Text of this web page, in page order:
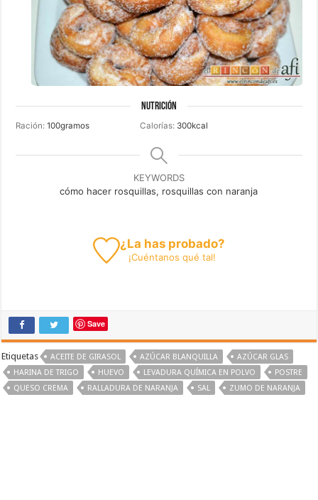
NUTRICIÓN
Ración:100gramos Calorías: 300kcal
KEYWORDS
cómo hacer rosquillas, rosquillas con naranja
¿La has probado?
¡Cuéntanos qué tal!
Save
Etiquetas ACEITE DE GIRASOL AZÚCAR BLANQUILLA
AZÚCAR GLAS
HARINA DE TRIGO
HUEVO LEVADURA QUÍMICA EN POLVO
POSTRE
QUESO CREMA
RALLADURA DE NARANJA SAL ZUMO DE NARANJA